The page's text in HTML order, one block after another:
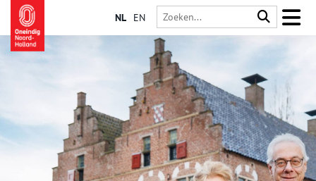
NL EN